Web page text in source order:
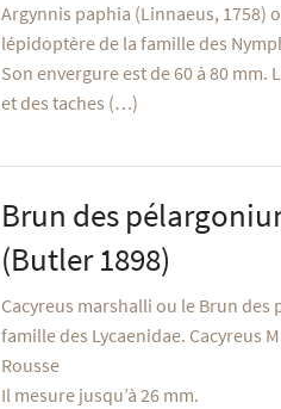
Argynnis paphia (Linnaeus, 1758)
lépidoptère de la famille des
Son envergure est de 60 à 80 mm.
et des taches (…)
Brun des
(Butler 1898)
Cacyreus marshalli ou le Brun
famille des Lycaenidae. Cacyreus
Rousse
Il mesure jusqu’à 26 mm.